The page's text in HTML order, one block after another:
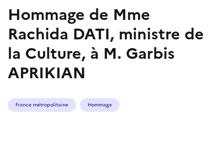
Hommage de Mme
Rachida DATI, ministre de
la Culture, à M. Garbis
APRIKIAN
France métropolitaine Hommage